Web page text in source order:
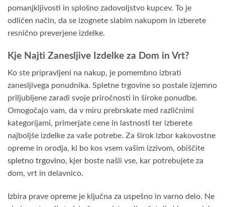
pomanjkljivosti in splošno zadovoljstvo kupcev. To je
odličen način, da se izognete slabim nakupom in izberete
resnično preverjene izdelke.
Kje Najti Zanesljive Izdelke za Dom in Vrt?
Ko ste pripravljeni na nakup, je pomembno izbrati
zanesljivega ponudnika. Spletne trgovine so postale izjemno
priljubljene zaradi svoje priročnosti in široke ponudbe.
Omogočajo vam, da v miru prebrskate med različnimi
kategorijami, primerjate cene in lastnosti ter izberete
najboljše izdelke za vaše potrebe. Za širok izbor kakovostne
opreme in orodja, ki bo kos vsem vašim izzivom, obiščite
spletno trgovino, kjer boste našli vse, kar potrebujete za
dom, vrt in delavnico.
Izbira prave opreme je ključna za uspešno in varno delo. Ne